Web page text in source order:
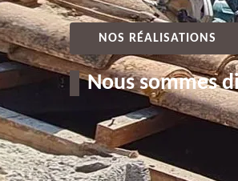
NOS RÉALISATIONS
Nous sommes